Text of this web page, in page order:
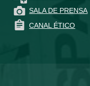
SALA DE PRENSA
CANAL ÉTICO